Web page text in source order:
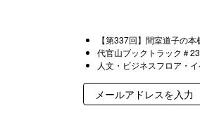
【第337回】間室道子の
代官山ブックトラック＃
人文・ビジネスフロア・